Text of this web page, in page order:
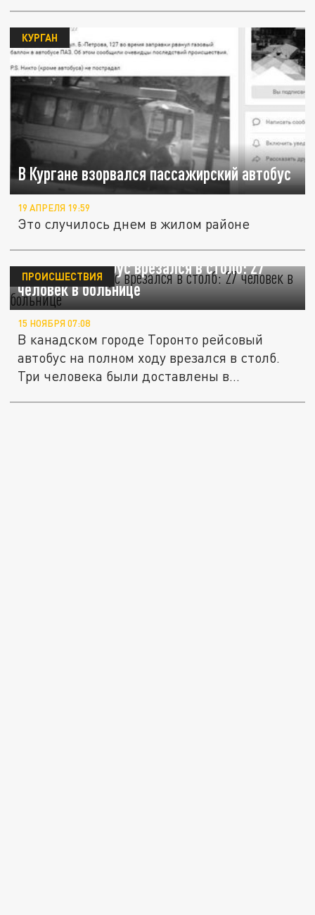
В Кургане взорвался пассажирский автобус
КУРГАН
19 АПРЕЛЯ 19:59
Это случилось днем в жилом районе
В Торонто автобус врезался в столб: 27
человек в больнице
ПРОИСШЕСТВИЯ
15 НОЯБРЯ 07:08
В канадском городе Торонто рейсовый
автобус на полном ходу врезался в столб.
Три человека были доставлены в...